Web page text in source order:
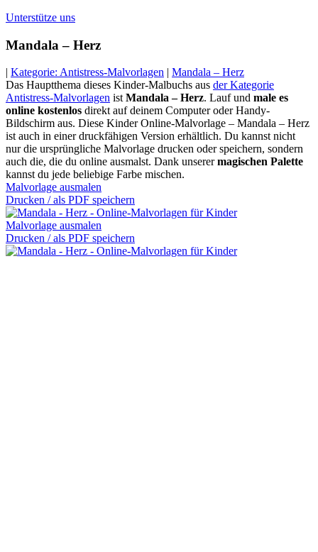
Unterstütze uns
Mandala – Herz
| Kategorie: Antistress-Malvorlagen | Mandala – Herz
Das Hauptthema dieses Kinder-Malbuchs aus der Kategorie
Antistress-Malvorlagen istMandala – Herz. Lauf und male es
online kostenlos direkt auf deinem Computer oder Handy-
Bildschirm aus. Diese Kinder Online-Malvorlage – Mandala – Herz
ist auch in einer druckfähigen Version erhältlich. Du kannst nicht
nur die ursprüngliche Malvorlage drucken oder speichern, sondern
auch die, die du online ausmalst. Dank unserermagischen Palette
kannst du jede beliebige Farbe mischen.
Malvorlage ausmalen
Drucken / als PDF speichern
Malvorlage ausmalen
Drucken / als PDF speichern